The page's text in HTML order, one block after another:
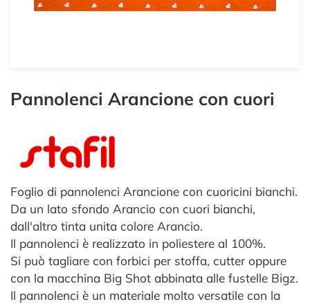
Pannolenci Arancione con cuori
Foglio di pannolenci Arancione con cuoricini bianchi.
Da un lato sfondo Arancio con cuori bianchi,
dall'altro tinta unita colore Arancio.
Il pannolenci è realizzato in poliestere al 100%.
Si può tagliare con forbici per stoffa, cutter oppure
con la macchina Big Shot abbinata alle fustelle Bigz.
Il pannolenci è un materiale molto versatile con la